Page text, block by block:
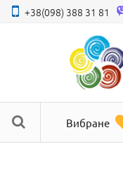
+38(098) 388 31 81
Вибране